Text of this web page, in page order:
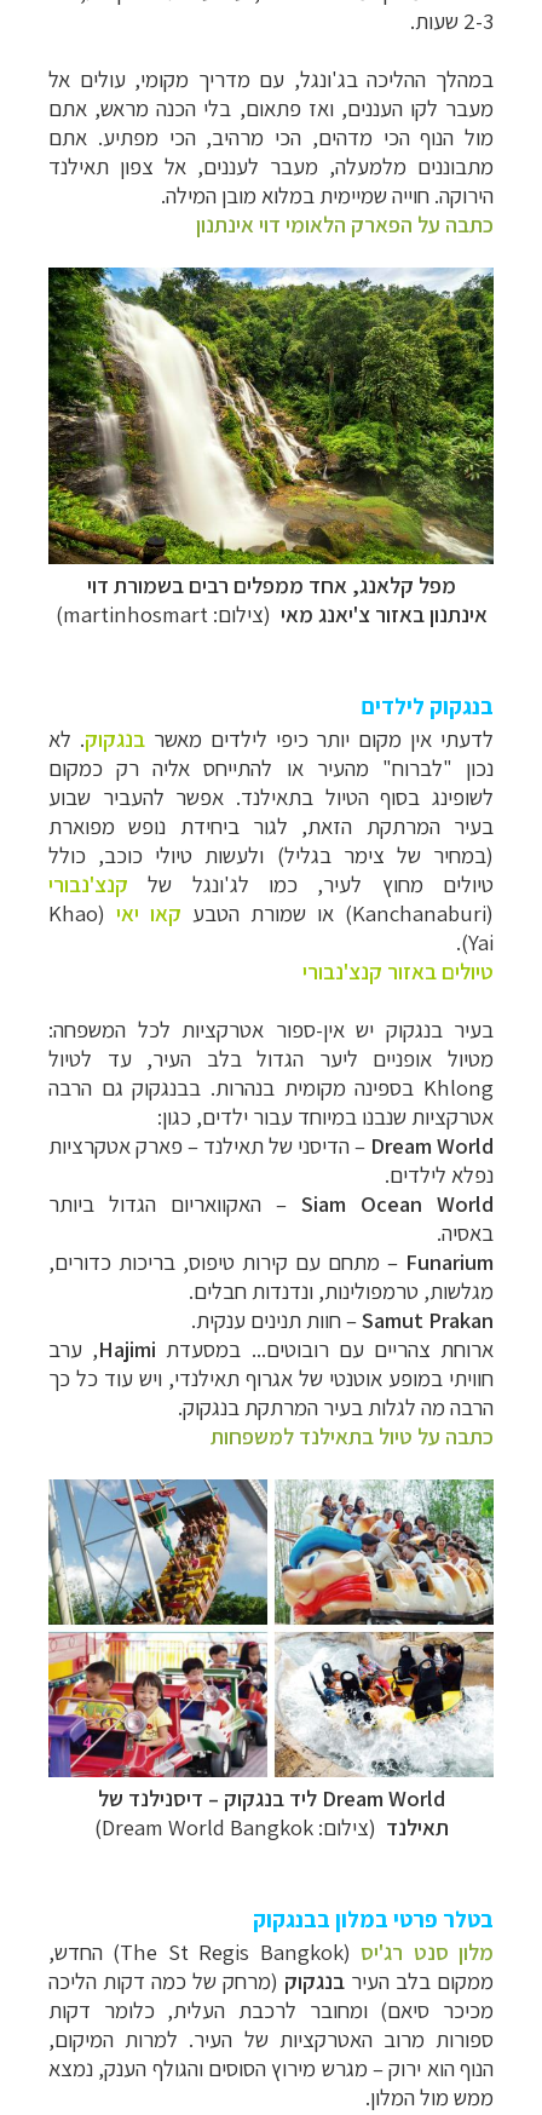
2-3 שעות.
במהלך ההליכה בג'ונגל, עם מדריך מקומי, עולים אל
מעבר לקו העננים, ואז פתאום, בלי הכנה מראש, אתם
מול הנוף הכי מדהים, הכי מרהיב, הכי מפתיע. אתם
מתבוננים מלמעלה, מעבר לעננים, אל צפון תאילנד
הירוקה. חוייה שמיימית במלוא מובן המילה.
כתבה על הפארק הלאומי דוי אינתנון
מפל קלאנג, אחד ממפלים רבים בשמורת דוי
אינתנוןבאזור צ'יאנג מאי (צילום: martinhosmart)
בנגקוק לילדים
לדעתי אין מקום יותר כיפי לילדים מאשרבנגקוק. לא
נכון "לברוח" מהעיר או להתייחס אליה רק כמקום
לשופינג בסוף הטיול בתאילנד. אפשר להעביר שבוע
בעיר המרתקת הזאת, לגור ביחידת נופש מפוארת
(במחיר של צימר בגליל) ולעשות טיולי כוכב, כולל
טיולים מחוץ לעיר, כמו לג'ונגל של קנצ'נבורי
(
Kanchanaburi) או שמורת הטבע קאו יאי (
Khao
Yai
).
טיולים באזור קנצ'נבורי
בעיר בנגקוק יש אין-ספור אטרקציות לכל המשפחה:
מטיול אופניים ליער הגדול בלב העיר, עד לטיול
Khlong בספינה מקומית בנהרות. בבנגקוק גם הרבה
אטרקציות שנבנו במיוחד עבור ילדים, כגון:
Dream World – הדיסני של תאילנד –פארק אטקרציות
נפלא לילדים.
Siam Ocean World
– האקוואריום הגדול ביותר
באסיה.
Funarium – מתחם עם קירות טיפוס, בריכות כדורים,
מגלשות, טרמפולינות, ונדנדות חבלים.
Samut Prakan
–חוות תנינים ענקית.
ארוחת צהריים עם רובוטים... במסעדת Hajimi, ערב
חוויתי במופע אוטנטי של אגרוף תאילנדי, ויש עוד כל כך
הרבה מה לגלות בעיר המרתקת בנגקוק.
כתבה על טיול בתאילנד למשפחות
Dream World ליד בנגקוק – דיסנילנד של
תאילנד (צילום: Dream World Bangkok)
בטלר פרטי במלון בבנגקוק
מלון סנט רג'יס (The St Regis Bangkok) ה
חדש,
ממקום בלב העיר בנגקוק (מרחק של כמה דקות הליכה
מכיכר סיאם) ומחובר לרכבת העלית, כלומר דקות
ספורות מרוב האטרקציות של העיר. למרות המיקום,
הנוף הוא ירוק – מגרש מירוץ הסוסים והגולף הענק, נמצא
ממש מול המלון.